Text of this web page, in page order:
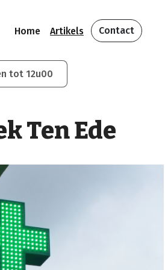
Home Artikels Contact
tot 12u00
Ten Ede